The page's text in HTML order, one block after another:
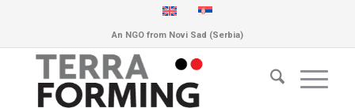
An NGO from Novi Sad (Serbia)